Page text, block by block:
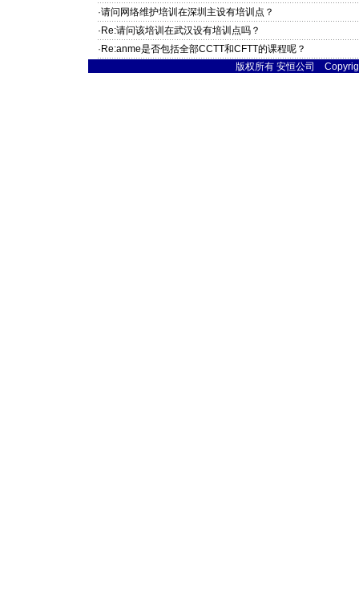
·请问网络维护培训在深圳主设有培训点？
·Re:请问该培训在武汉设有培训点吗？
·Re:anme是否包括全部CCTT和CFTT的课程呢？
版权所有 安恒公司